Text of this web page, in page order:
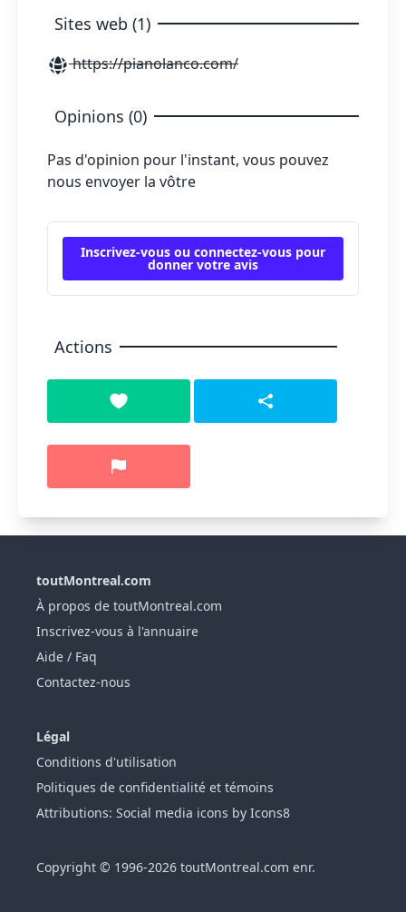
Sites web (1)
https://pianolanco.com/
Opinions (0)
Pas d'opinion pour l'instant, vous pouvez
nous envoyer la vôtre
Inscrivez-vous ou connectez-vous pour
donner votre avis
Actions
toutMontreal.com
À propos de toutMontreal.com
Inscrivez-vous à l'annuaire
Aide / Faq
Contactez-nous
Légal
Conditions d'utilisation
Politiques de confidentialité et témoins
Attributions: Social media icons by Icons8
Copyright © 1996-2026 toutMontreal.com enr.